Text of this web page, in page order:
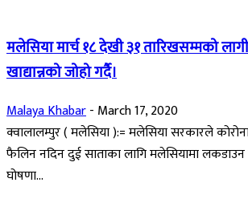
मलेसिया मार्च १८ देखी ३१ तारिखसम्मको
खाद्यान्नको जोहो गर्दै।
Malaya Khabar- March 17, 2020
क्वालालम्पुर ( मलेसिया ):= मलेसिया सरकारले
फैलिन नदिन दुई साताका लागि मलेसियामा लकडाउन
घोषणा...